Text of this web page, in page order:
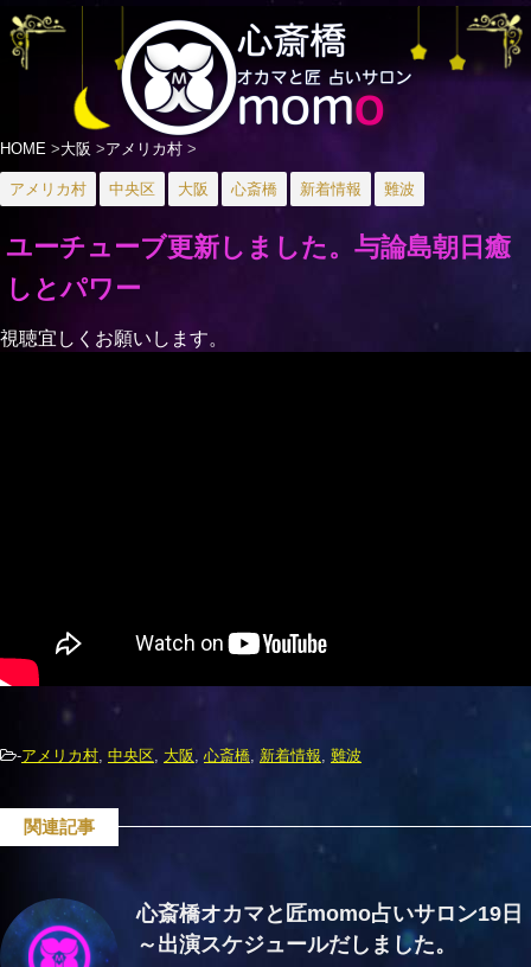
HOME >大阪 >アメリカ村 >
アメリカ村 中央区 大阪 心斎橋 新着情報 難波
ユーチューブ更新しました。与論島朝日癒
しとパワー
視聴宜しくお願いします。
-アメリカ村, 中央区, 大阪 , 心斎橋, 新着情報, 難波
関連記事
心斎橋オカマと匠momo占いサロン19日
～出演スケジュールだしました。